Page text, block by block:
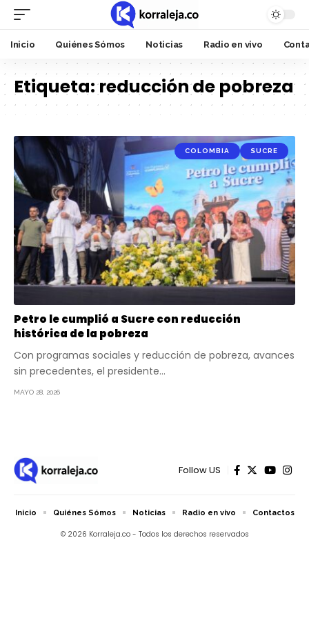
Inicio Quiénes Sómos Noticias Radio en vivo
Etiqueta:reducción de pobreza
COLOMBIA SUCRE
Petro le cumplió a Sucre con reducción
histórica de la pobreza
Con programas sociales y reducción de pobreza, avances
sin precedentes, el presidente…
MAYO 28, 2026
Follow US
© 2026 Korraleja.co - Todos los derechos reservados
Inicio Quiénes Sómos Noticias Radio en vivo Contactos